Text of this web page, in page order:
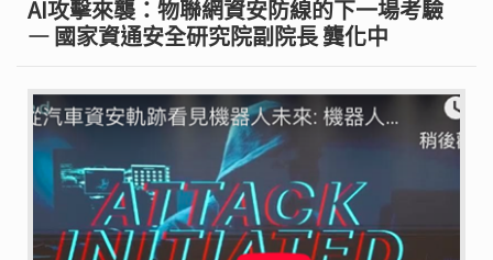
AI攻擊來襲：物聯網資安防線的下一場考驗
— 國家資通安全研究院副院長 龔化中